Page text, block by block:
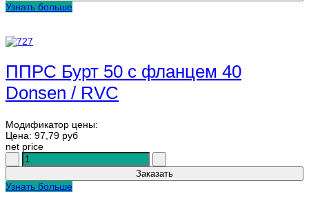
Узнать больше
ППРС Бурт 50 с фланцем 40
Donsen / RVC
Модификатор цены:
Цена: 97,79 руб
net price
Узнать больше